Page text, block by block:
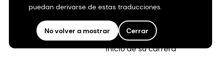
puedan derivarse de estas traducciones.
No volver a mostrar Cerrar
Historias profesionales
Inclusión y pertenencia
Inicio de su carrera